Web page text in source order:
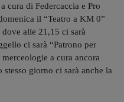
cura di Federcaccia e Pro
il “Teatro a KM 0”
alle 21,15 ci sarà
ci sarà “Patrono per
a cura ancora
giorno ci sarà anche la